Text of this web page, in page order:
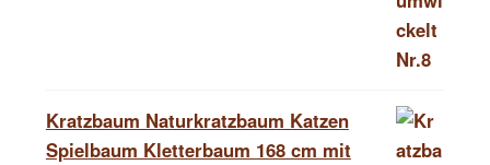
Kratzbaum Naturkratzbaum Katzen
Spielbaum Kletterbaum 168 cm mit